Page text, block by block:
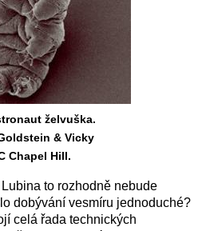
želvuška.
& Vicky
Chapel Hill.
to rozhodně nebude
dobývání vesmíru jednoduché?
celá řada technických